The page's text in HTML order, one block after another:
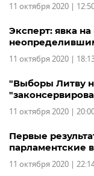
11 октября 2020 |
Эксперт: явка
11 октября 2020 |
"Выборы Литву
11 октября 2020 |
Первые
парламентские
11 октября 2020 |